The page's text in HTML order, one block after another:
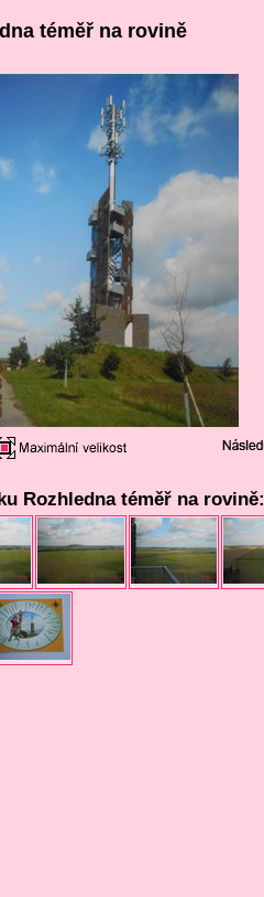
téměř na rovině
Rozhledna téměř na rovině: